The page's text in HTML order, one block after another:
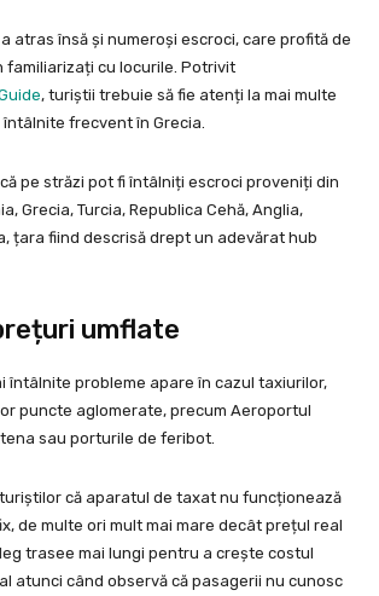
atras însă și numeroși escroci, care profită de
familiarizați cu locurile. Potrivit
, turiștii trebuie să fie atenți la mai multe
frecvent în Grecia.
pe străzi pot fi întâlniți escroci proveniți din
Grecia, Turcia, Republica Cehă, Anglia,
țara fiind descrisă drept un adevărat hub
umflate
întâlnite probleme apare în cazul taxiurilor,
puncte aglomerate, precum Aeroportul
sau porturile de feribot.
că aparatul de taxat nu funcționează
de multe ori mult mai mare decât prețul real
trasee mai lungi pentru a crește costul
atunci când observă că pasagerii nu cunosc